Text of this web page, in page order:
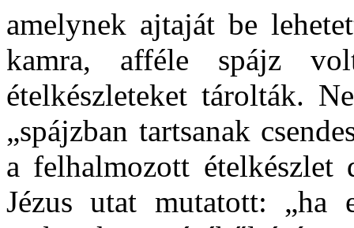
amelynek ajtaját be
kamra, afféle spájz
ételkészleteket tárolták.
„spájzban tartsanak
a felhalmozott ételkészlet
Jézus utat mutatott: „ha